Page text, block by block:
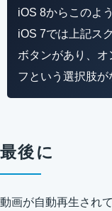
iOS 8からこのよ
iOS 7では上記ス
ボタンがあり、
フという選択肢が
最後に
動画が自動再生され